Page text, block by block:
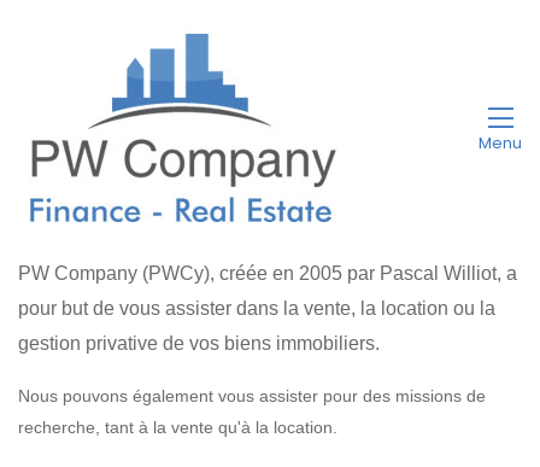
Menu
PW Company (PWCy), créée en 2005 par Pascal Williot, a
pour but de vous assister dans la vente, la location ou la
gestion privative de vos biens immobiliers.
Nous pouvons également vous assister pour des missions de
recherche, tant à la vente qu'à la location.